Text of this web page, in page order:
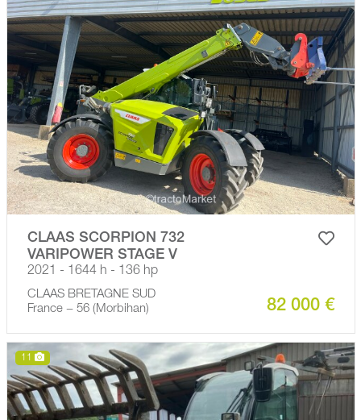
CLAAS SCORPION 732
VARIPOWER STAGE V
2021 - 1644 h - 136 hp
CLAAS BRETAGNE SUD
France − 56 (Morbihan)
82 000 €
11